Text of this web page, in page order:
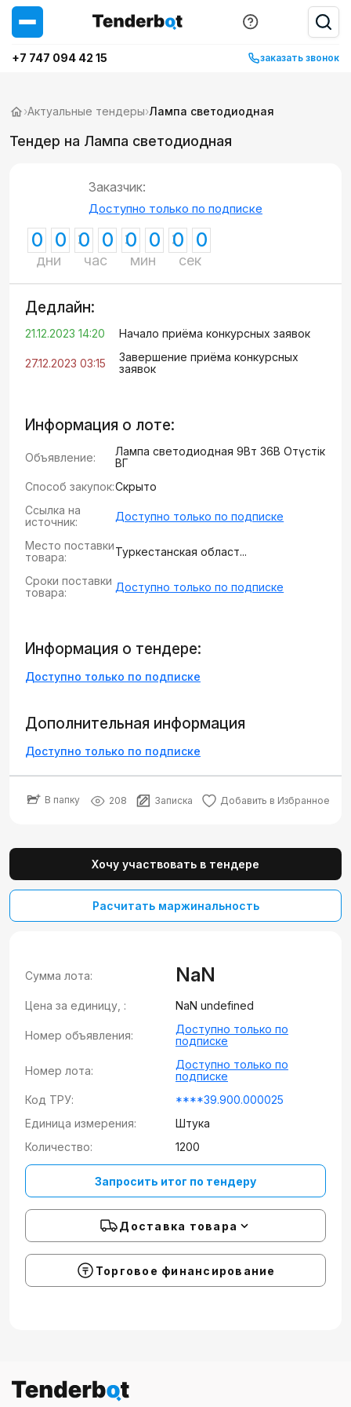
+7 747 094 42 15 заказать звонок
›Актуальные тендеры›Лампа светодиодная
Тендер на Лампа светодиодная
Заказчик:
Доступно только по подписке
0 0
дни
0 0
час
0 0
мин
0 0
сек
Дедлайн:
21.12.2023 14:20 Начало приёма конкурсных заявок
27.12.2023 03:15
Завершение приёма конкурсных
заявок
Информация о лоте:
Объявление:
Лампа светодиодная 9Вт 36В Оңтүстік
ВГ
Способ закупок:Скрыто
Ссылка на
источник:
Доступно только по подписке
Место поставки
товара:
Туркестанская област...
Сроки поставки
товара:
Доступно только по подписке
Информация о тендере:
Доступно только по подписке
Дополнительная информация
Доступно только по подписке
В папку 208 Записка Добавить в Избранное
Хочу участвовать в тендере
Расчитать маржинальность
Сумма лота: NaN
Цена за единицу, : NaN undefined
Номер объявления:
Доступно только по
подписке
Номер лота:
Доступно только по
подписке
Код ТРУ:
****39.900.000025
Единица измерения:
Штука
Количество:
1200
Запросить итог по тендеру
Доставка товара
Торговое финансирование